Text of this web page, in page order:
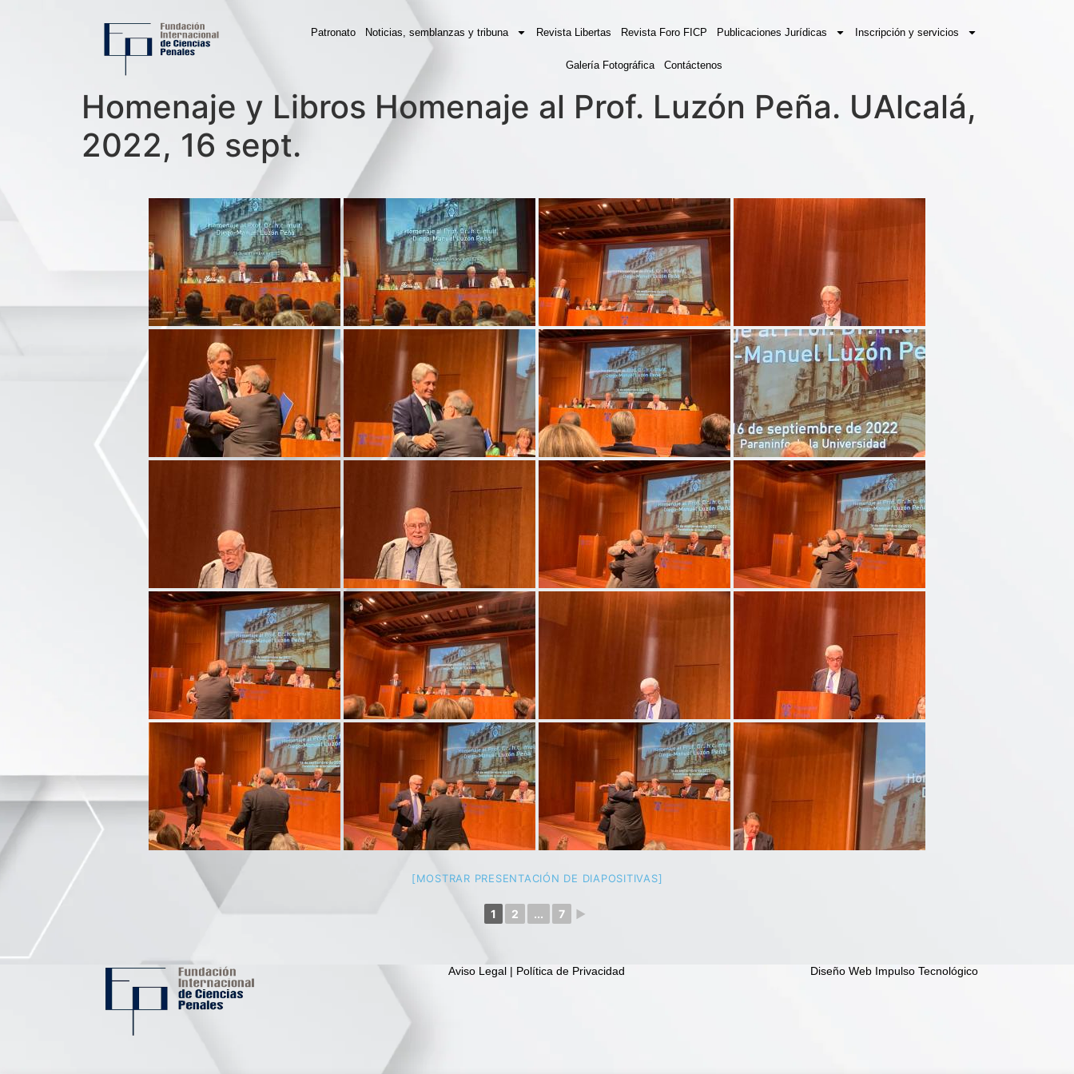
Patronato Noticias, semblanzas y tribuna Revista Libertas Revista Foro FICP Publicaciones Jurídicas Inscripción y servicios
Galería Fotográfica Contáctenos
Homenaje y Libros Homenaje al Prof. Luzón Peña. UAlcalá,
2022, 16 sept.
[MOSTRAR PRESENTACIÓN DE DIAPOSITIVAS]
1 2 ... 7 ►
Aviso Legal | Política de Privacidad Diseño Web Impulso Tecnológico